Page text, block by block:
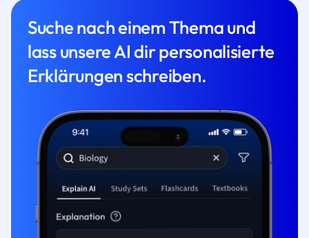
Suche nach einem Thema und
lass unsere AI dir personalisierte
Erklärungen schreiben.